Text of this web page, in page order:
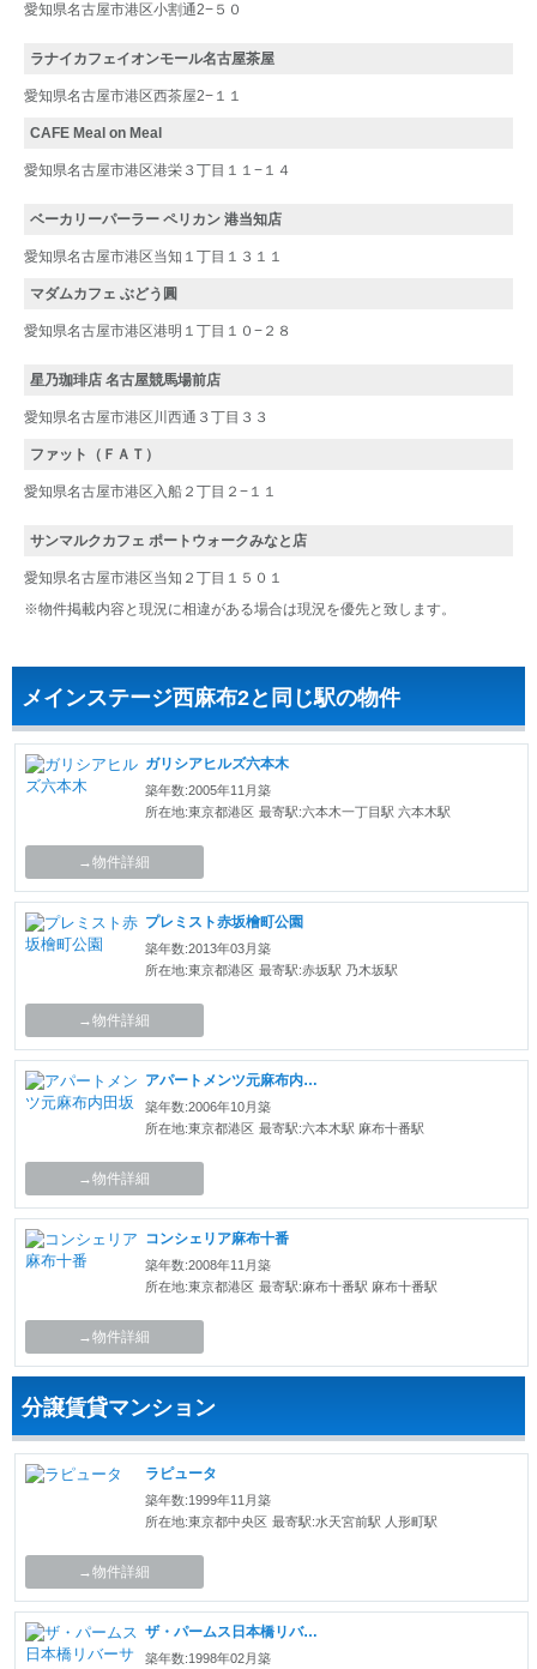
愛知県名古屋市港区小割通2−５０
ラナイカフェイオンモール名古屋茶屋
愛知県名古屋市港区西茶屋2−１１
CAFE Meal on Meal
愛知県名古屋市港区港栄３丁目１１−１４
ベーカリーパーラー ペリカン 港当知店
愛知県名古屋市港区当知１丁目１３１１
マダムカフェ ぶどう圓
愛知県名古屋市港区港明１丁目１０−２８
星乃珈琲店 名古屋競馬場前店
愛知県名古屋市港区川西通３丁目３３
ファット（ＦＡＴ）
愛知県名古屋市港区入船２丁目２−１１
サンマルクカフェ ポートウォークみなと店
愛知県名古屋市港区当知２丁目１５０１
※物件掲載内容と現況に相違がある場合は現況を優先と致します。
メインステージ西麻布2と同じ駅の物件
ガリシアヒルズ六本木
築年数:2005年11月築
所在地:東京都港区 最寄駅:六本木一丁目駅 六本木駅
→物件詳細
プレミスト赤坂檜町公園
築年数:2013年03月築
所在地:東京都港区 最寄駅:赤坂駅 乃木坂駅
→物件詳細
アパートメンツ元麻布内田坂
築年数:2006年10月築
所在地:東京都港区 最寄駅:六本木駅 麻布十番駅
→物件詳細
コンシェリア麻布十番
築年数:2008年11月築
所在地:東京都港区 最寄駅:麻布十番駅 麻布十番駅
→物件詳細
分譲賃貸マンション
ラピュータ
築年数:1999年11月築
所在地:東京都中央区 最寄駅:水天宮前駅 人形町駅
→物件詳細
ザ・パームス日本橋リバーサイドタワー
築年数:1998年02月築